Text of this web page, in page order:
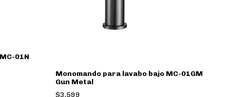
01N
Monomando para lavabo bajo MC-01GM
Gun Metal
$3,599